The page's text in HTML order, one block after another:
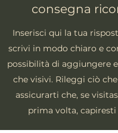
consegna
Inserisci qui la tua
scrivi in modo chiaro e
possibilità di aggiungere
che visivi. Rileggi ciò
assicurarti che, se
prima volta, capiresti